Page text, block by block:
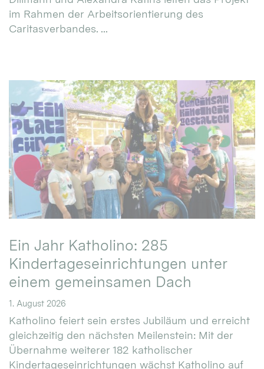
im Rahmen der Arbeitsorientierung des
Caritasverbandes. ...
Ein Jahr Katholino: 285
Kindertageseinrichtungen unter
einem gemeinsamen Dach
1. August 2026
Katholino feiert sein erstes Jubiläum und erreicht
gleichzeitig den nächsten Meilenstein: Mit der
Übernahme weiterer 182 katholischer
Kindertageseinrichtungen wächst Katholino auf